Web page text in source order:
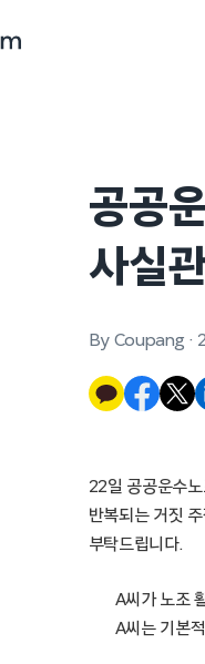
공공
사실
By Coupang ·
22일 공공운수
반복되는 거짓
부탁드립니다.
A씨가 노조
A씨는 기본